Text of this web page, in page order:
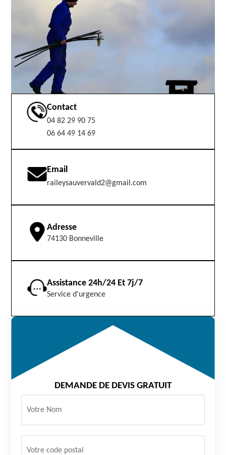
Contact
04 82 29 90 75
06 64 49 14 69
Email
raileysauvervald2@gmail.com
Adresse
74130 Bonneville
Assistance 24h/24 Et 7j/7
Service d'urgence
DEMANDE DE DEVIS GRATUIT